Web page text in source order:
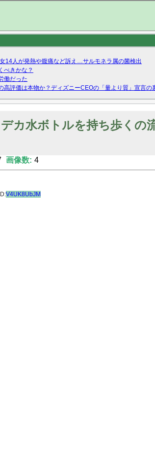
14人が発熱や腹痛など訴え…サルモネラ属の菌検出
べきかな？
働だった
評価は本物か？ディズニーCEOの「量より質」宣言
得ならず？北川莉央が1位に
カ水ボトルを持ち歩くの
画像数: 4
ID:V4UK8UbJM